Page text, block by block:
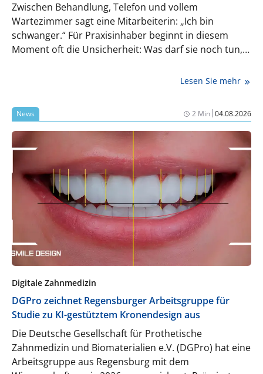
Zwischen Behandlung, Telefon und vollem
Wartezimmer sagt eine Mitarbeiterin: „Ich bin
schwanger.“ Für Praxisinhaber beginnt in diesem
Moment oft die Unsicherheit: Was darf sie noch tun,
Lesen Sie mehr
News 2 Min|04.08.2026
Digitale Zahnmedizin
DGPro zeichnet Regensburger Arbeitsgruppe für
Studie zu KI-gestütztem Kronendesign aus
Die Deutsche Gesellschaft für Prothetische
Zahnmedizin und Biomaterialien e.V. (DGPro) hat eine
Arbeitsgruppe aus Regensburg mit dem